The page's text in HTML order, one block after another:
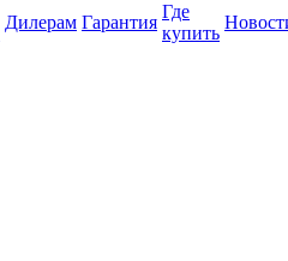
Дилерам Гарантия
Где
купить